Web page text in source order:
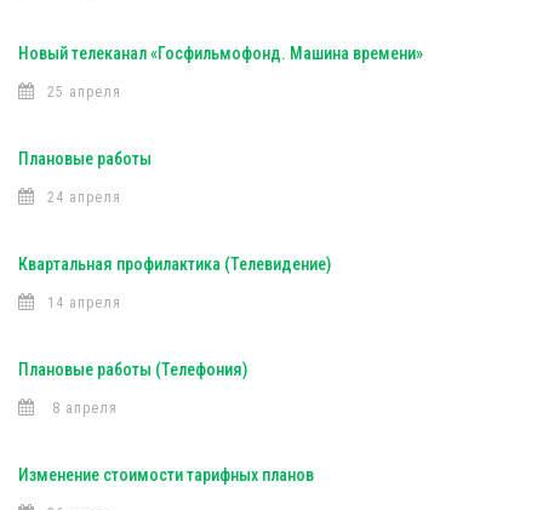
Новый телеканал «Госфильмофонд. Машина времени»
25 апреля
Плановые работы
24 апреля
Квартальная профилактика (Телевидение)
14 апреля
Плановые работы (Телефония)
8 апреля
Изменение стоимости тарифных планов